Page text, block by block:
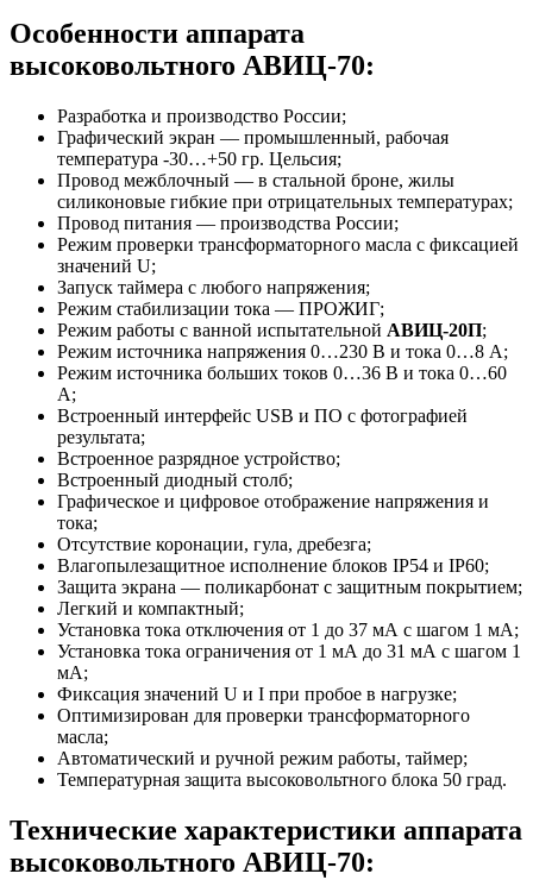
Особенности аппарата
высоковольтного АВИЦ-70:
Разработка и производство России;
Графический экран — промышленный, рабочая
температура -30…+50 гр. Цельсия;
Провод межблочный — в стальной броне, жилы
силиконовые гибкие при отрицательных температурах;
Провод питания — производства России;
Режим проверки трансформаторного масла с фиксацией
значений U;
Запуск таймера с любого напряжения;
Режим стабилизации тока — ПРОЖИГ;
Режим работы с ванной испытательной АВИЦ-20П;
Режим источника напряжения 0…230 В и тока 0…8 А;
Режим источника больших токов 0…36 В и тока 0…60
А;
Встроенный интерфейс USB и ПО с фотографией
результата;
Встроенное разрядное устройство;
Встроенный диодный столб;
Графическое и цифровое отображение напряжения и
тока;
Отсутствие коронации, гула, дребезга;
Влагопылезащитное исполнение блоков IP54 и IP60;
Защита экрана — поликарбонат с защитным покрытием;
Легкий и компактный;
Установка тока отключения от 1 до 37 мА с шагом 1 мА;
Установка тока ограничения от 1 мА до 31 мА с шагом 1
мА;
Фиксация значений U и I при пробое в нагрузке;
Оптимизирован для проверки трансформаторного
масла;
Автоматический и ручной режим работы, таймер;
Температурная защита высоковольтного блока 50 град.
Технические характеристики аппарата
высоковольтного АВИЦ-70: